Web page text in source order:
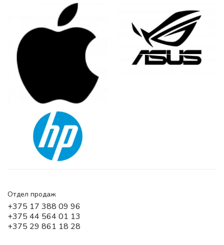
Отдел продаж
+375 17 388 09 96
+375 44 564 01 13
+375 29 861 18 28